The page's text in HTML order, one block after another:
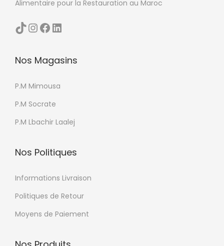
Alimentaire pour la Restauration au Maroc
TikTok InstagramFacebook LinkedIn
Nos Magasins
P.M Mimousa
P.M Socrate
P.M Lbachir Laalej
Nos Politiques
Informations Livraison
Politiques de Retour
Moyens de Paiement